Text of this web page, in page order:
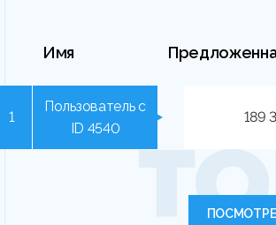
Имя
1
Пользователь с
ID 4540
189